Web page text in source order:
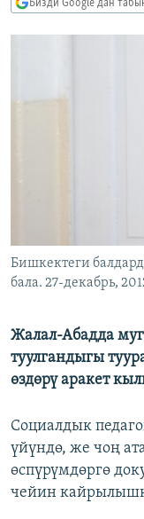
ЭКСПЕРТТЕР ТАЛДАЙТ
ӨЗГӨЧӨ ПИКИР
ОНЛАЙН ШЕРИНЕ
Бизди Google'дан
Бишкектеги
бала. 27-декабрь,
Жалал-Абадда
туулгандыгы
өздөрү аракет
Социалдык
үйүндө, же чоң
өспүрүмдөргө
чейин